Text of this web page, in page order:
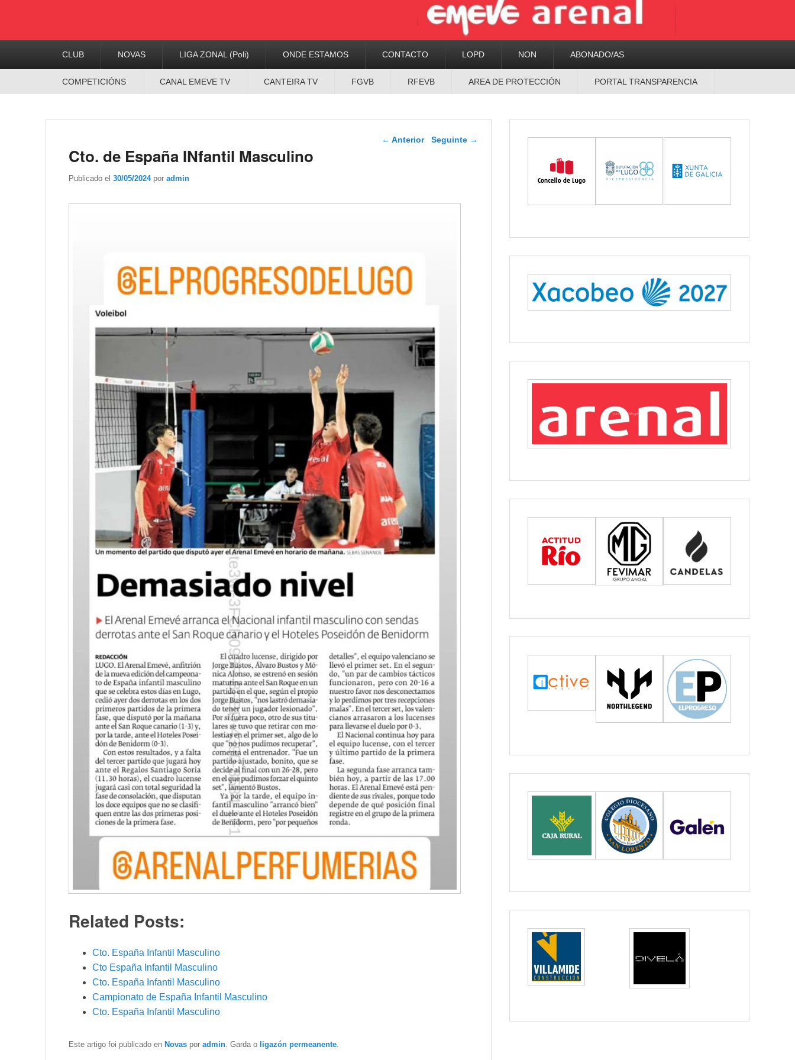
CLUB NOVAS LIGA ZONAL (Poli) ONDE ESTAMOS CONTACTO LOPD NON ABONADO/AS
COMPETICIÓNS CANAL EMEVE TV CANTEIRA TV FGVB RFEVB AREA DE PROTECCIÓN PORTAL TRANSPARENCIA
Navegador de artigos
← Anterior Seguinte →
Cto. de España INfantil Masculino
Publicado el 30/05/2024 por admin
Related Posts:
Cto. España Infantil Masculino
Cto España Infantil Masculino
Cto. España Infantil Masculino
Campionato de España Infantil Masculino
Cto. España Infantil Masculino
Este artigo foi publicado en Novas por admin. Garda o ligazón permeanente.